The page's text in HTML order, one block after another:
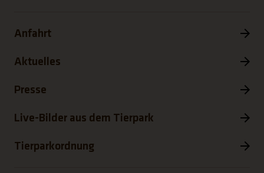
Anfahrt
Aktuelles
Presse
Live-Bilder aus dem Tierpark
Tierparkordnung